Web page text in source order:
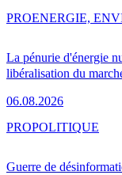
La pénurie d'énergie
libéralisation du
06.08.2026
PROENERGIE,
Guerre de
PROPOLITIQUE